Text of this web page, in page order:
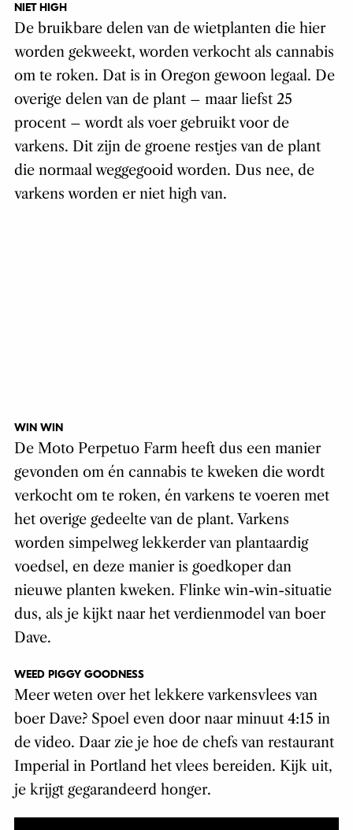
NIET HIGH
De bruikbare delen van de wietplanten die hier
worden gekweekt, worden verkocht als cannabis
om te roken. Dat is in Oregon gewoon legaal. De
overige delen van de plant – maar liefst 25
procent – wordt als voer gebruikt voor de
varkens. Dit zijn de groene restjes van de plant
die normaal weggegooid worden. Dus nee, de
varkens worden er niet high van.
WIN WIN
De Moto Perpetuo Farm heeft dus een manier
gevonden om én cannabis te kweken die wordt
verkocht om te roken, én varkens te voeren met
het overige gedeelte van de plant. Varkens
worden simpelweg lekkerder van plantaardig
voedsel, en deze manier is goedkoper dan
nieuwe planten kweken. Flinke win-win-situatie
dus, als je kijkt naar het verdienmodel van boer
Dave.
WEED PIGGY GOODNESS
Meer weten over het lekkere varkensvlees van
boer Dave? Spoel even door naar minuut 4:15 in
de video. Daar zie je hoe de chefs van restaurant
Imperial in Portland het vlees bereiden. Kijk uit,
je krijgt gegarandeerd honger.